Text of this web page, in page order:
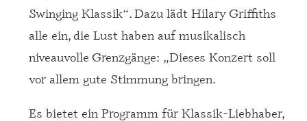
Swinging Klassik“. Dazu lädt Hilary Griffiths
alle ein, die Lust haben auf musikalisch
niveauvolle Grenzgänge: „Dieses Konzert soll
vor allem gute Stimmung bringen.
Es bietet ein Programm für Klassik-Liebhaber,